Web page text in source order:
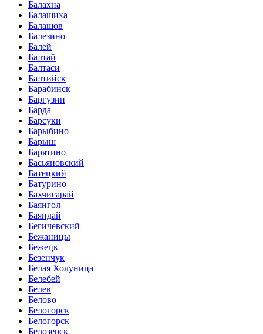
Балахна
Балашиха
Балашов
Балезино
Балей
Балтай
Балтаси
Балтийск
Барабинск
Баргузин
Барда
Барсуки
Барыбино
Барыш
Барятино
Басьяновский
Батецкий
Батурино
Бахчисарай
Баянгол
Баяндай
Бегичевский
Бежаницы
Бежецк
Безенчук
Белая Холуница
Белебей
Белев
Белово
Белогорск
Белогорск
Белозерск